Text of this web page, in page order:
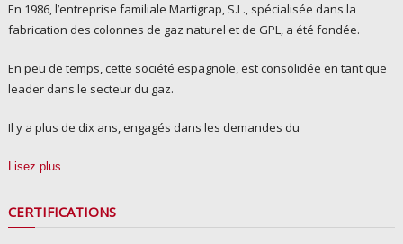
En 1986, l’entreprise familiale Martigrap, S.L., spécialisée dans la
fabrication des colonnes de gaz naturel et de GPL, a été fondée.
En peu de temps, cette société espagnole, est consolidée en tant que
leader dans le secteur du gaz.
Il y a plus de dix ans, engagés dans les demandes du
Lisez plus
CERTIFICATIONS